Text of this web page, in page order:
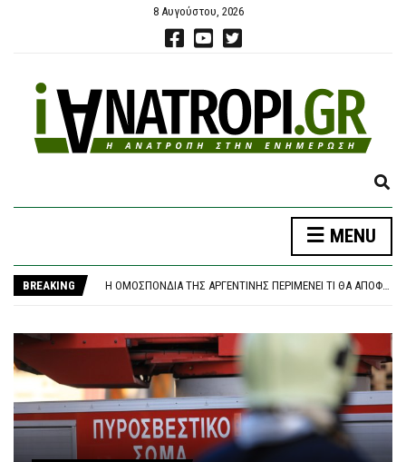
8 Αυγούστου, 2026
E
P
N
A
R
C
H
F
O
R
MENU
BREAKING
«ΚΑΙΝΟΦΑΝΉΣ ΚΑΙ ΆΚΥΡΗ» Η ΝΈΑ ΑΡΧΕΙΟΘΈΤΗΣΗ ΤΩΝ ΥΠΟΚΛΟΠΏΝ, ΛΈΕΙ Η ΔΙΚΗΓΌΡΟΣ ΤΟΥ ΧΡ. ΣΠΊΡΤΖΗ
Η ΟΜΟΣΠΟΝΔΊΑ ΤΗΣ ΑΡΓΕΝΤΙΝΉΣ ΠΕΡΙΜΈΝΕΙ ΤΙ ΘΑ ΑΠΟΦΑΣΊΣΟΥΝ ΟΙ ΜΈΣΙ ΚΑΙ ΣΚΑΛΌΝΙ